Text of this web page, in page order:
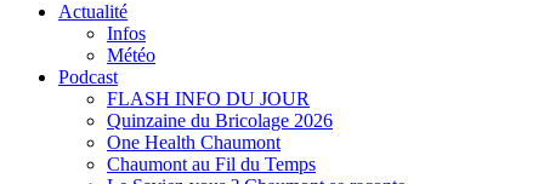
Actualité
Infos
Météo
Podcast
FLASH INFO DU JOUR
Quinzaine du Bricolage 2026
One Health Chaumont
Chaumont au Fil du Temps